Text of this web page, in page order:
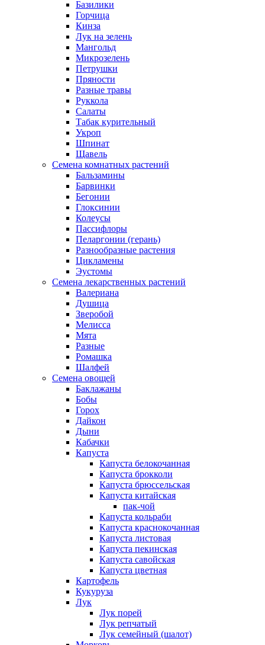
Базилики
Горчица
Кинза
Лук на зелень
Мангольд
Микрозелень
Петрушки
Пряности
Разные травы
Руккола
Салаты
Табак курительный
Укроп
Шпинат
Щавель
Семена комнатных растений
Бальзамины
Барвинки
Бегонии
Глоксинии
Колеусы
Пассифлоры
Пеларгонии (герань)
Разнообразные растения
Цикламены
Эустомы
Семена лекарственных растений
Валериана
Душица
Зверобой
Мелисса
Мята
Разные
Ромашка
Шалфей
Семена овощей
Баклажаны
Бобы
Горох
Дайкон
Дыни
Кабачки
Капуста
Капуста белокочанная
Капуста брокколи
Капуста брюссельская
Капуста китайская
пак-чой
Капуста кольраби
Капуста краснокочанная
Капуста листовая
Капуста пекинская
Капуста савойская
Капуста цветная
Картофель
Кукуруза
Лук
Лук порей
Лук репчатый
Лук семейный (шалот)